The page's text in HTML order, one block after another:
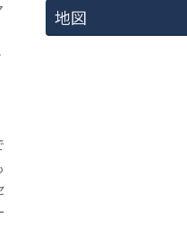
地図